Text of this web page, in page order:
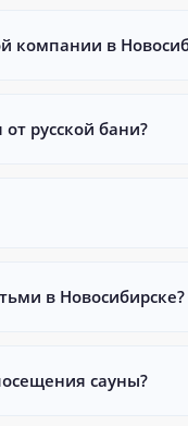
компании в
русской бани?
в Новосибирске?
сауны?